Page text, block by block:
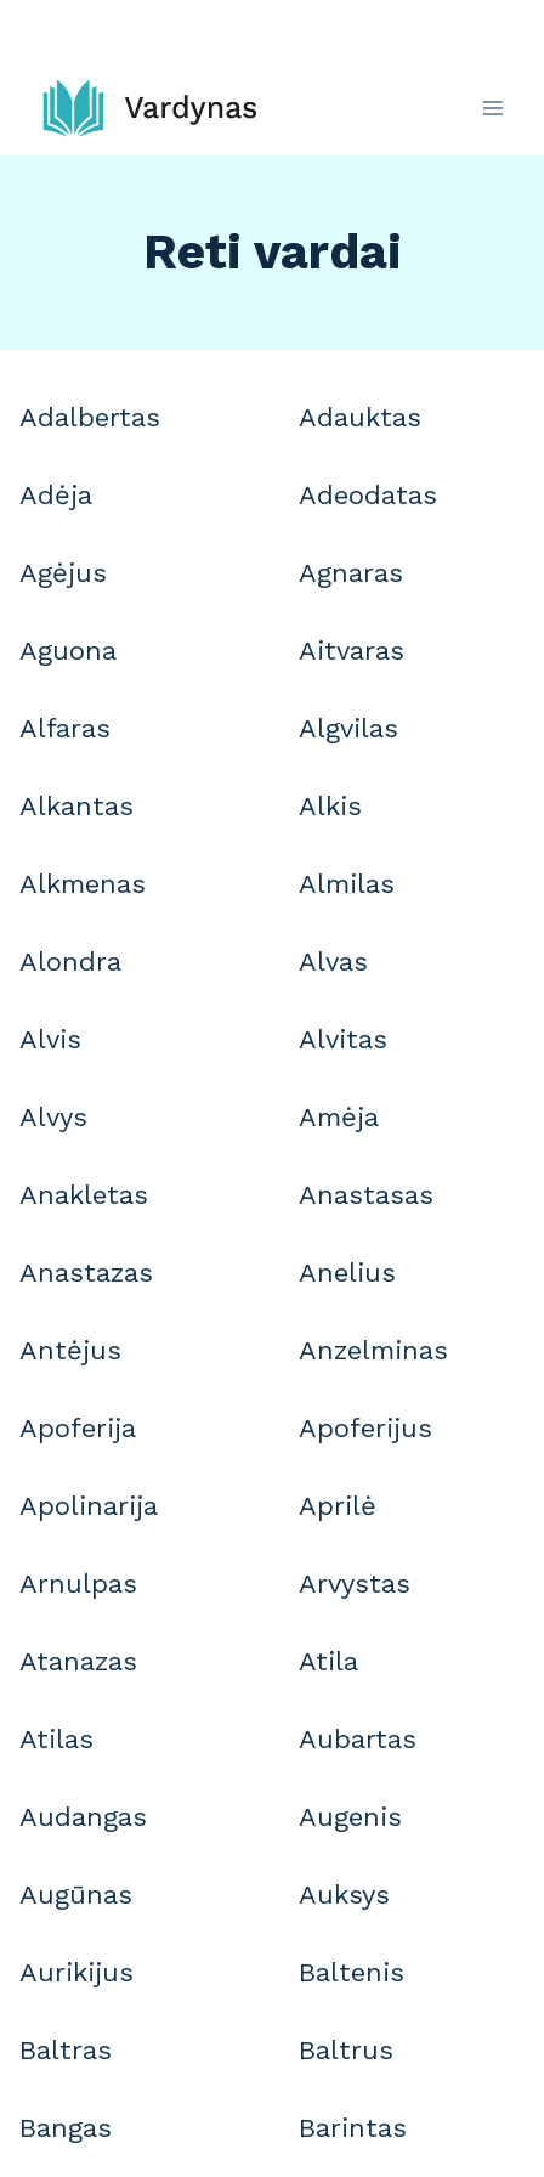
content
Reti vardai
Adalbertas Adauktas
Adėja Adeodatas
Agėjus Agnaras
Aguona Aitvaras
Alfaras Algvilas
Alkantas Alkis
Alkmenas Almilas
Alondra Alvas
Alvis Alvitas
Alvys Amėja
Anakletas Anastasas
Anastazas Anelius
Antėjus Anzelminas
Apoferija Apoferijus
Apolinarija Aprilė
Arnulpas Arvystas
Atanazas Atila
Atilas Aubartas
Audangas Augenis
Augūnas Auksys
Aurikijus Baltenis
Baltras Baltrus
Bangas Barintas